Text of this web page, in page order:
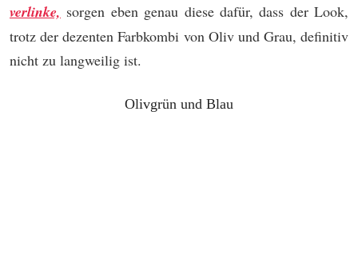
verlinke, sorgen eben genau diese dafür, dass der Look,
trotz der dezenten Farbkombi von Oliv und Grau, definitiv
nicht zu langweilig ist.
Olivgrün und Blau